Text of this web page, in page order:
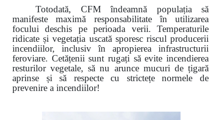
Totodată, CFM îndeamnă populația să
manifeste maximă responsabilitate în utilizarea
focului deschis pe perioada verii. Temperaturile
ridicate și vegetația uscată sporesc riscul producerii
incendiilor, inclusiv în apropierea infrastructurii
feroviare. Cetățenii sunt rugați să evite incendierea
resturilor vegetale, să nu arunce mucuri de țigară
aprinse și să respecte cu strictețe normele de
prevenire a incendiilor!